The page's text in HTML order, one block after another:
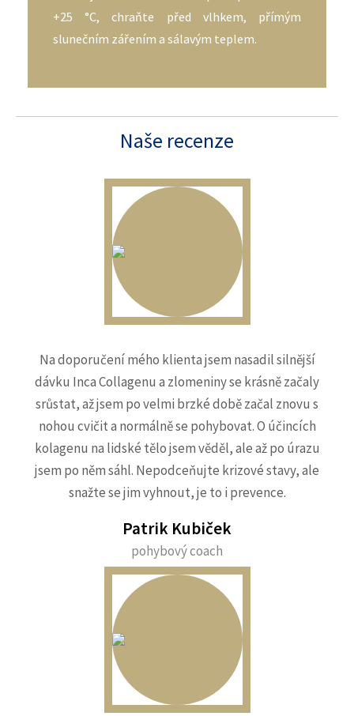
+25 °C, chraňte před vlhkem, přímým
slunečním zářením a sálavým teplem.
Naše recenze
Na doporučení mého klienta jsem nasadil silnější
dávku Inca Collagenu a zlomeniny se krásně začaly
srůstat, až jsem po velmi brzké době začal znovu s
nohou cvičit a normálně se pohybovat. O účincích
kolagenu na lidské tělo jsem věděl, ale až po úrazu
jsem po něm sáhl. Nepodceňujte krizové stavy, ale
snažte se jim vyhnout, je to i prevence.
Patrik Kubiček
pohybový coach